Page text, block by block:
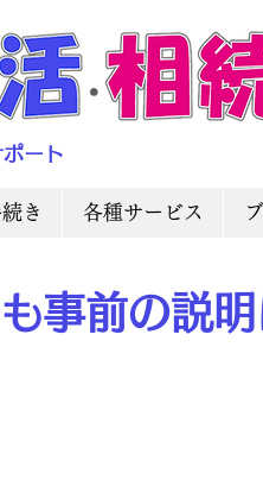
ート
き 各種サービス
事前の説